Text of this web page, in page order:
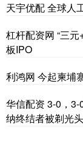
天宇优配 全球人
杠杆配资网 “三
板IPO
利鸿网 今起柬埔
华信配资 3-0，
纳终结者被剃光头